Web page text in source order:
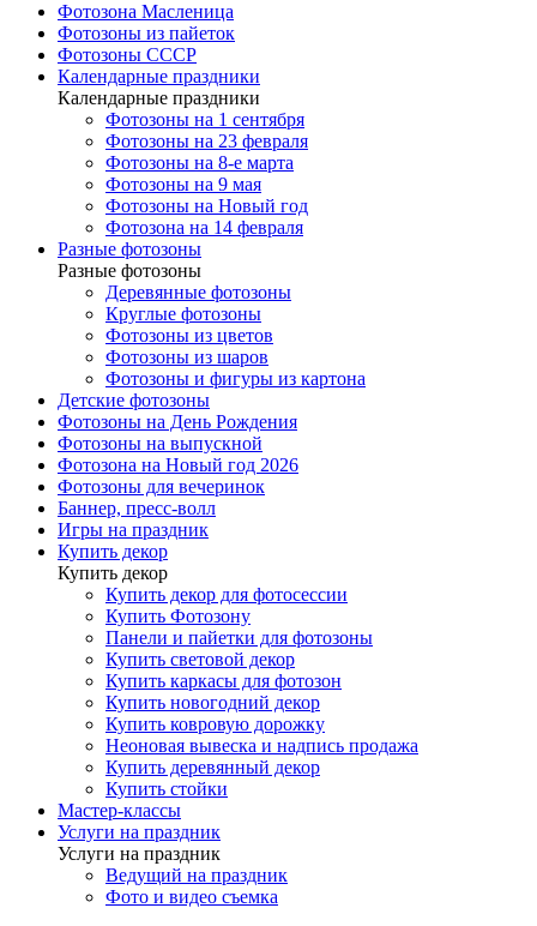
Фотозона Масленица
Фотозоны из пайеток
Фотозоны СССР
Календарные праздники
Календарные праздники
Фотозоны на 1 сентября
Фотозоны на 23 февраля
Фотозоны на 8-е марта
Фотозоны на 9 мая
Фотозоны на Новый год
Фотозона на 14 февраля
Разные фотозоны
Разные фотозоны
Деревянные фотозоны
Круглые фотозоны
Фотозоны из цветов
Фотозоны из шаров
Фотозоны и фигуры из картона
Детские фотозоны
Фотозоны на День Рождения
Фотозоны на выпускной
Фотозона на Новый год 2026
Фотозоны для вечеринок
Баннер, пресс-волл
Игры на праздник
Купить декор
Купить декор
Купить декор для фотосессии
Купить Фотозону
Панели и пайетки для фотозоны
Купить световой декор
Купить каркасы для фотозон
Купить новогодний декор
Купить ковровую дорожку
Неоновая вывеска и надпись продажа
Купить деревянный декор
Купить стойки
Мастер-классы
Услуги на праздник
Услуги на праздник
Ведущий на праздник
Фото и видео съемка